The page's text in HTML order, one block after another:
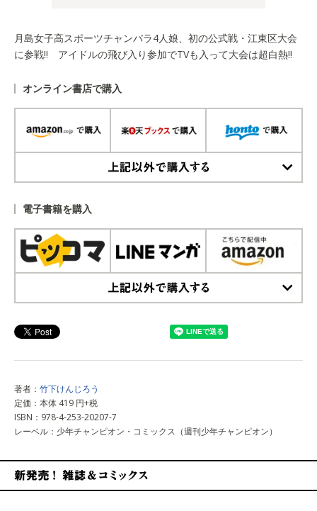
月島女子高スポーツチャンバラ4人娘、初の公式戦・江東区大会
に参戦!! アイドルの飛び入り参加でTVも入って大会は超白熱!!
オンライン書店で購入
電子書籍を購入
著者： 竹下けんじろう
定価：本体 419 円+税
ISBN：978-4-253-20207-7
レーベル：少年チャンピオン・コミックス（週刊少年チャンピオン）